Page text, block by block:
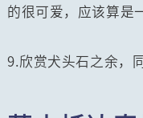
的很可爱，应该算是
9.欣赏犬头石之余，